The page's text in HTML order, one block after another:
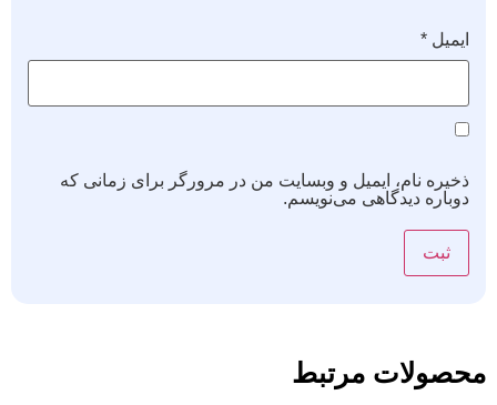
ایمیل *
ذخیره نام، ایمیل و وبسایت من در مرورگر برای زمانی که
دوباره دیدگاهی می‌نویسم.
محصولات مرتبط